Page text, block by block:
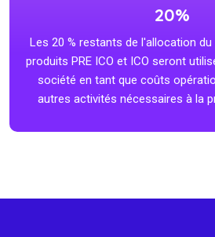
20%
Les 20 % restants de l'allocation
produits PRE ICO et ICO seront
société en tant que coûts
autres activités nécessaires à la